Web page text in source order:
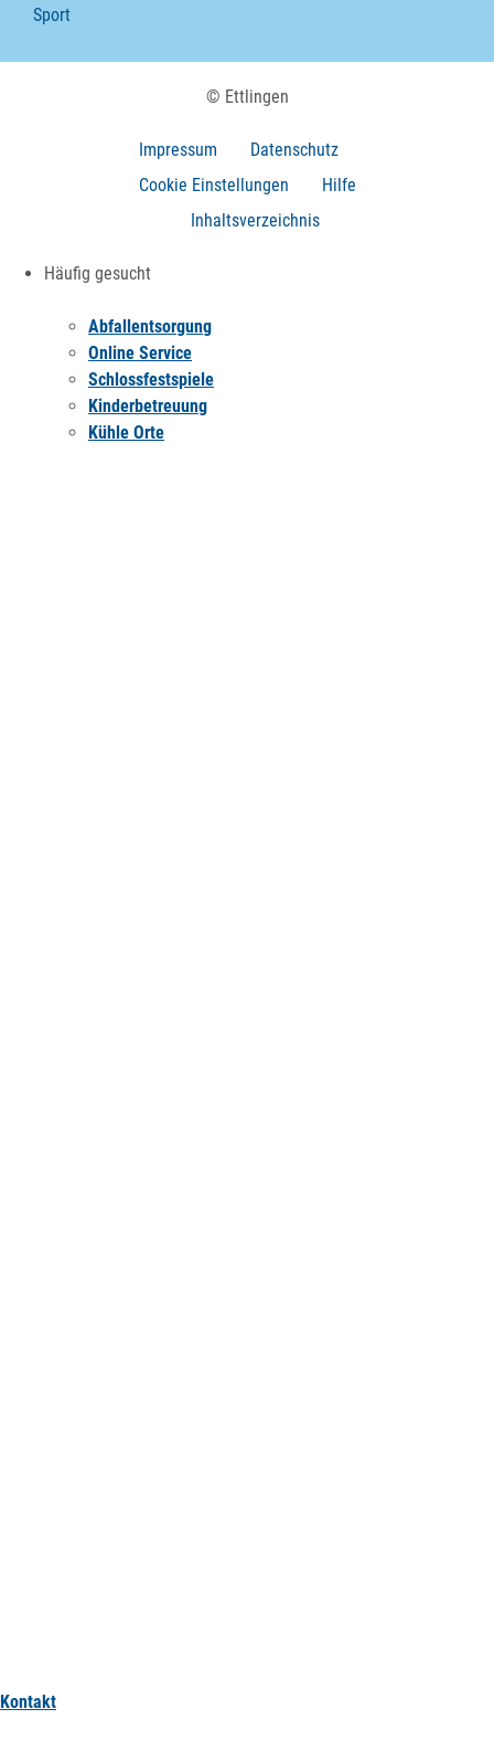
Sport
© Ettlingen
Impressum
Datenschutz
Cookie Einstellungen
Hilfe
Inhaltsverzeichnis
Häufig gesucht
Abfallentsorgung
Online Service
Schlossfestspiele
Kinderbetreuung
Kühle Orte
Kontakt